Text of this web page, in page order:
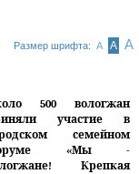
Размер шрифта: А А А
500 вологжан
участие в
семейном
«Мы -
Крепкая